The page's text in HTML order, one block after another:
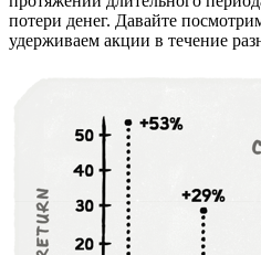
потери денег. Давайте
удерживаем акции в течение